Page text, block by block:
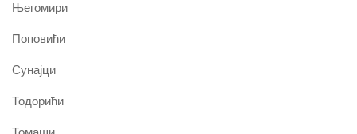
Његомири
Поповићи
Сунајци
Тодорићи